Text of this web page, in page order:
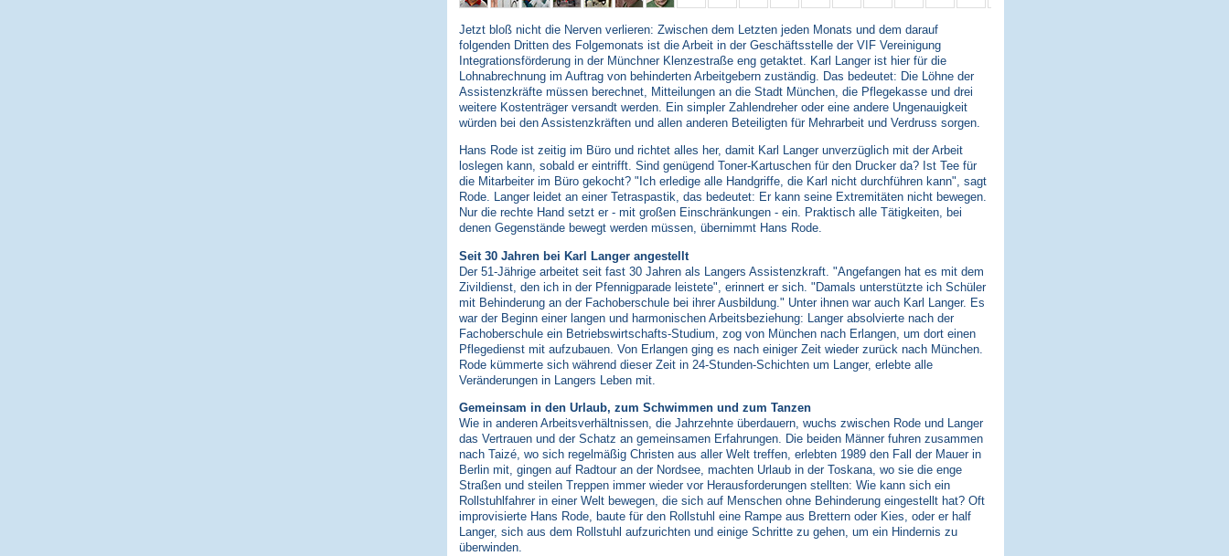
Jetzt bloß nicht die Nerven verlieren: Zwischen dem Letzten jeden Monats und dem darauf
folgenden Dritten des Folgemonats ist die Arbeit in der Geschäftsstelle der VIF Vereinigung
Integrationsförderung in der Münchner Klenzestraße eng getaktet. Karl Langer ist hier für die
Lohnabrechnung im Auftrag von behinderten Arbeitgebern zuständig. Das bedeutet: Die Löhne der
Assistenzkräfte müssen berechnet, Mitteilungen an die Stadt München, die Pflegekasse und drei
weitere Kostenträger versandt werden. Ein simpler Zahlendreher oder eine andere Ungenauigkeit
würden bei den Assistenzkräften und allen anderen Beteiligten für Mehrarbeit und Verdruss sorgen.
Hans Rode ist zeitig im Büro und richtet alles her, damit Karl Langer unverzüglich mit der Arbeit
loslegen kann, sobald er eintrifft. Sind genügend Toner-Kartuschen für den Drucker da? Ist Tee für
die Mitarbeiter im Büro gekocht? "Ich erledige alle Handgriffe, die Karl nicht durchführen kann", sagt
Rode. Langer leidet an einer Tetraspastik, das bedeutet: Er kann seine Extremitäten nicht bewegen.
Nur die rechte Hand setzt er - mit großen Einschränkungen - ein. Praktisch alle Tätigkeiten, bei
denen Gegenstände bewegt werden müssen, übernimmt Hans Rode.
Seit 30 Jahren bei Karl Langer angestellt
Der 51-Jährige arbeitet seit fast 30 Jahren als Langers Assistenzkraft. "Angefangen hat es mit dem
Zivildienst, den ich in der Pfennigparade leistete", erinnert er sich. "Damals unterstützte ich Schüler
mit Behinderung an der Fachoberschule bei ihrer Ausbildung." Unter ihnen war auch Karl Langer. Es
war der Beginn einer langen und harmonischen Arbeitsbeziehung: Langer absolvierte nach der
Fachoberschule ein Betriebswirtschafts-Studium, zog von München nach Erlangen, um dort einen
Pflegedienst mit aufzubauen. Von Erlangen ging es nach einiger Zeit wieder zurück nach München.
Rode kümmerte sich während dieser Zeit in 24-Stunden-Schichten um Langer, erlebte alle
Veränderungen in Langers Leben mit.
Gemeinsam in den Urlaub, zum Schwimmen und zum Tanzen
Wie in anderen Arbeitsverhältnissen, die Jahrzehnte überdauern, wuchs zwischen Rode und Langer
das Vertrauen und der Schatz an gemeinsamen Erfahrungen. Die beiden Männer fuhren zusammen
nach Taizé, wo sich regelmäßig Christen aus aller Welt treffen, erlebten 1989 den Fall der Mauer in
Berlin mit, gingen auf Radtour an der Nordsee, machten Urlaub in der Toskana, wo sie die enge
Straßen und steilen Treppen immer wieder vor Herausforderungen stellten: Wie kann sich ein
Rollstuhlfahrer in einer Welt bewegen, die sich auf Menschen ohne Behinderung eingestellt hat? Oft
improvisierte Hans Rode, baute für den Rollstuhl eine Rampe aus Brettern oder Kies, oder er half
Langer, sich aus dem Rollstuhl aufzurichten und einige Schritte zu gehen, um ein Hindernis zu
überwinden.